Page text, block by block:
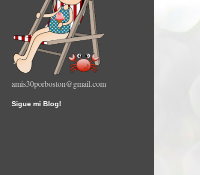
amis30porboston@gmail.com
Sigue mi Blog!